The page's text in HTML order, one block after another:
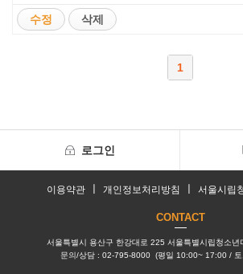
수정 삭제
1
로그인
이용약관 개인정보처리방침 서울시립
CONTACT
서울특별시 용산구 한강대로 225 서울특별시립청소년
문의/상담 : 02-795-8000 (평일 10:00~ 17:00 / 토